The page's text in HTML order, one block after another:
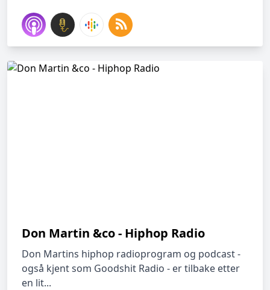
Don Martin &co - Hiphop Radio
Don Martins hiphop radioprogram og podcast -
også kjent som Goodshit Radio - er tilbake etter
en lit...